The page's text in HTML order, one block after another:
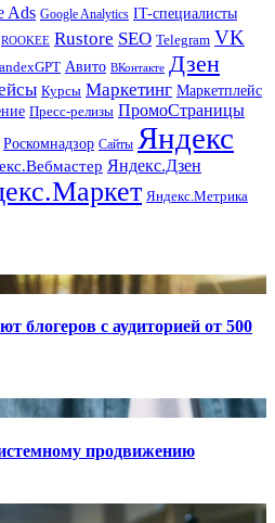
Ads Google Analytics IT-специалисты
ROOKEE Rustore SEO Telegram VK
Авито ВКонтакте Дзен
Курсы Маркетинг Маркетплейс
Пресс-релизы ПромоСтраницы
Роскомнадзор Сайты Яндекс
Яндекс.Дзен
Яндекс.Метрика
блогеров с аудиторией от 500
продвижению